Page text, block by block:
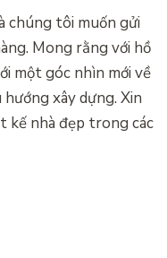
chúng tôi muốn gửi
Mong rằng với hồ
một góc nhìn mới về
xây dựng. Xin
kế nhà đẹp trong các